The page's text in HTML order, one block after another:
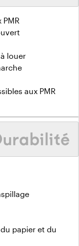
louer
aux PMR
papier et du